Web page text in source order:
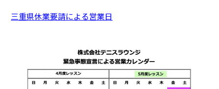
三重県休業要請による営業日